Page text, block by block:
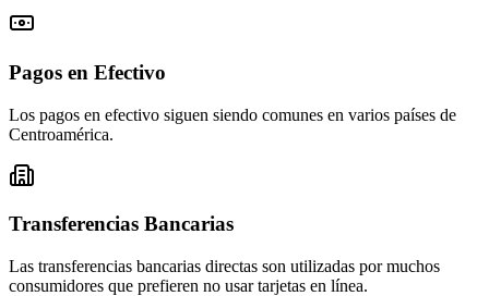
Pagos en Efectivo
Los pagos en efectivo siguen siendo comunes en varios países de
Centroamérica.
Transferencias Bancarias
Las transferencias bancarias directas son utilizadas por muchos
consumidores que prefieren no usar tarjetas en línea.